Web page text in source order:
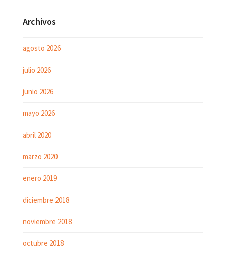
Archivos
agosto 2026
julio 2026
junio 2026
mayo 2026
abril 2020
marzo 2020
enero 2019
diciembre 2018
noviembre 2018
octubre 2018